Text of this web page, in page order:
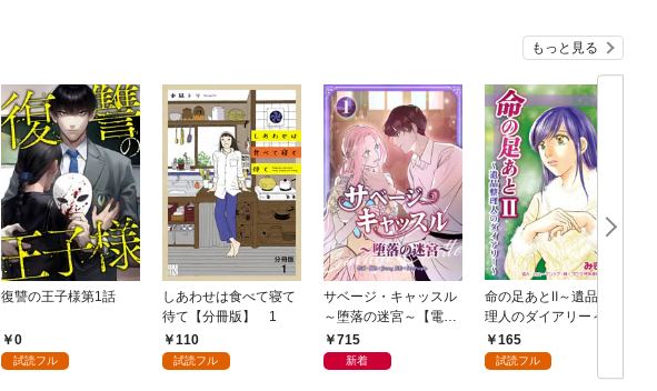
もっと見る
復讐の王子様第1話
0
試読フル
しあわせは食べて寝て
待て【分冊版】 1
110
試読フル
サベージ・キャッスル
～堕落の迷宮～【電子
単行本版】 第1巻
715
新着
命の足あとⅡ～遺品整
理人のダイアリー～
1巻165
試読フル